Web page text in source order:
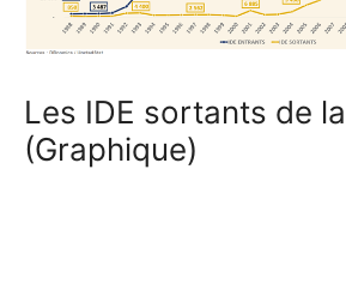
Les IDE sortants de
(Graphique)